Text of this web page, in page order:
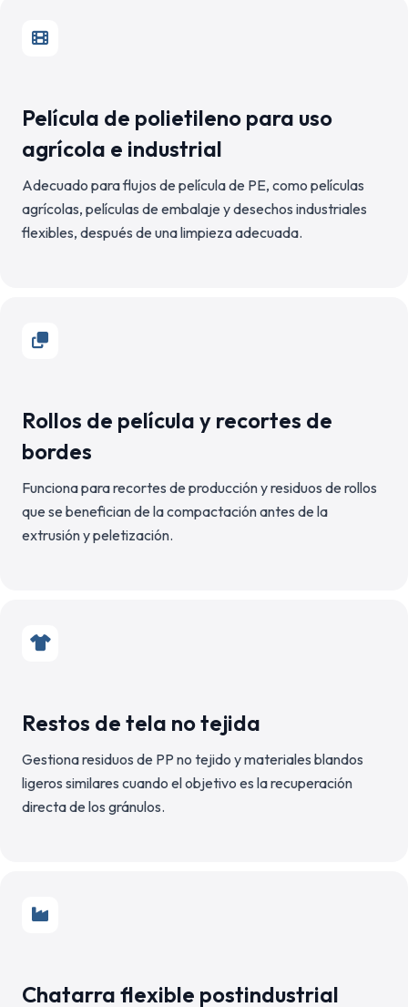
Película de polietileno para uso
agrícola e industrial
Adecuado para flujos de película de PE, como películas
agrícolas, películas de embalaje y desechos industriales
flexibles, después de una limpieza adecuada.
Rollos de película y recortes de
bordes
Funciona para recortes de producción y residuos de rollos
que se benefician de la compactación antes de la
extrusión y peletización.
Restos de tela no tejida
Gestiona residuos de PP no tejido y materiales blandos
ligeros similares cuando el objetivo es la recuperación
directa de los gránulos.
Chatarra flexible postindustrial